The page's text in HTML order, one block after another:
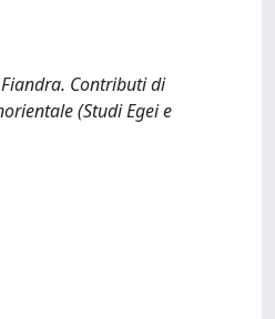
Contributi di
(Studi Egei e